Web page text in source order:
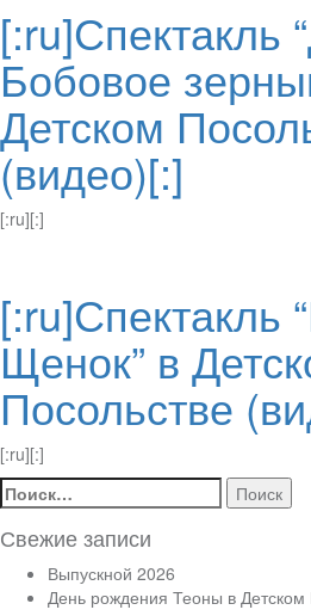
[:ru]Спектакль
Бобовое
Детском
(видео)[:]
[:ru][:]
[:ru]Спектакль
Щенок” в
Посольстве
[:ru][:]
Найти:
Свежие записи
Выпускной 2026
День рождения Теоны в Детском